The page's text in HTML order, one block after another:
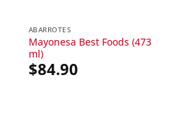
ABARROTES
Mayonesa Best Foods (473
ml)
$84.90